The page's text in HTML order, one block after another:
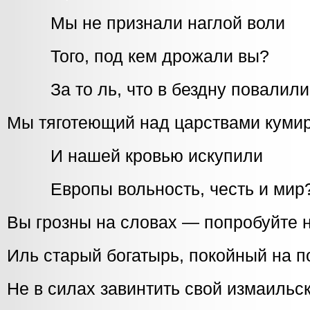
Мы не признали наглой воли
Того, под кем дрожали вы?
За то ль, что в бездну повалили
Мы тяготеющий над царствами
И нашей кровью искупили
Европы вольность, честь и
Вы грозны на словах — попробуйте
Иль старый богатырь, покойный на
Не в силах завинтить свой